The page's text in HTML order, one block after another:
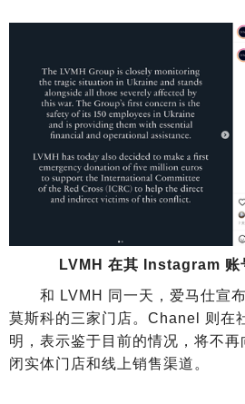
LVMH 在其 Instagram 账
和 LVMH 同一天，爱马仕宣布
莫斯科的三家门店。Chanel 则在
明，表示鉴于目前的情况，将不
闭实体门店和线上销售渠道。